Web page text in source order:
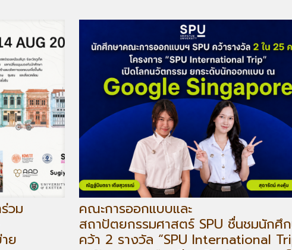
วม
ย
คณะการออกแบบและ
สถาปัตยกรรมศาสตร์ SPU ชื่นชมนักศึ
คว้า 2 รางวัล “SPU International